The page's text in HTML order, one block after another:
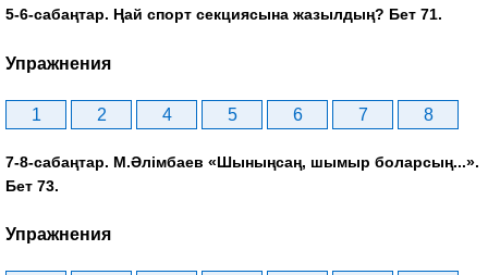
5-6-сабаңтар. Ңай спорт секциясына жазылдың? Бет 71.
Упражнения
1 2 4 5 6 7 8
7-8-сабаңтар. М.Әлімбаев «Шыныңсаң, шымыр боларсың...».
Бет 73.
Упражнения